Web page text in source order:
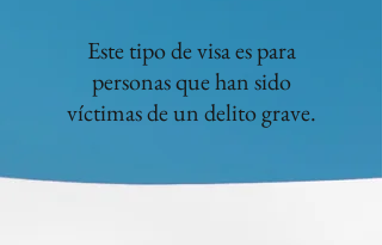
Este tipo de visa es para
personas que han sido
víctimas de un delito grave.